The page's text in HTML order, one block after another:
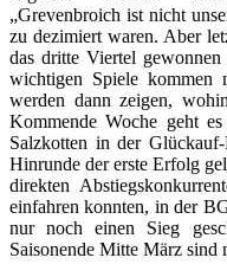
„Grevenbroich ist nicht
zu dezimiert waren. Aber
das dritte Viertel
wichtigen Spiele kommen
werden dann zeigen,
Kommende Woche geht
Salzkotten in der
Hinrunde der erste Erfolg
direkten
einfahren konnten, in der
nur noch einen Sieg
Saisonende Mitte März sind